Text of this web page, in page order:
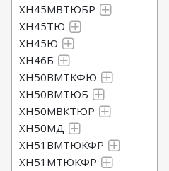
ХН45МВТЮБР
ХН45ТЮ
ХН45Ю
ХН46Б
ХН50ВМТКФЮ
ХН50ВМТЮБ
ХН50МВКТЮР
ХН50МД
ХН51ВМТЮКФР
ХН51МТЮКФР